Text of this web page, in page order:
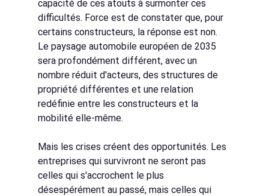
capacité de ces atouts à surmonter ces
difficultés. Force est de constater que, pour
certains constructeurs, la réponse est non.
Le paysage automobile européen de 2035
sera profondément différent, avec un
nombre réduit d'acteurs, des structures de
propriété différentes et une relation
redéfinie entre les constructeurs et la
mobilité elle-même.
Mais les crises créent des opportunités. Les
entreprises qui survivront ne seront pas
celles qui s'accrochent le plus
désespérément au passé, mais celles qui